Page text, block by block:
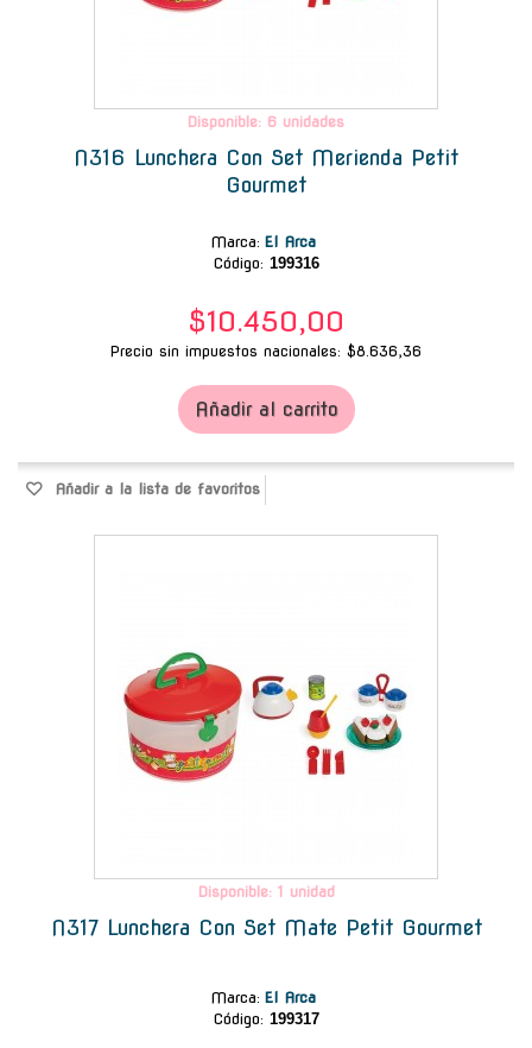
Disponible: 6 unidades
N316 Lunchera Con Set Merienda Petit
Gourmet
Marca: El Arca
Código: 199316
$10.450,00
Precio sin impuestos nacionales: $8.636,36
Añadir al carrito
Añadir a la lista de favoritos
Disponible: 1 unidad
N317 Lunchera Con Set Mate Petit Gourmet
Marca: El Arca
Código: 199317